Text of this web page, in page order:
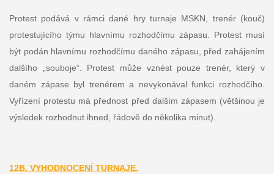
Protest podává v rámci dané hry turnaje MSKN, trenér (kouč)
protestujícího týmu hlavnímu rozhodčímu zápasu. Protest musí
být podán hlavnímu rozhodčímu daného zápasu, před zahájením
dalšího „souboje“. Protest může vznést pouze trenér, který v
daném zápase byl trenérem a nevykonával funkci rozhodčího.
Vyřízení protestu má přednost před dalším zápasem (většinou je
výsledek rozhodnut ihned, řádově do několika minut).
12B. VYHODNOCENÍ TURNAJE.